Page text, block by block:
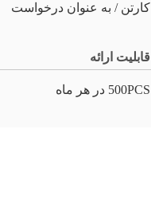
کارتن / به عنوان درخواست
قابلیت ارائه
500PCS در هر ماه